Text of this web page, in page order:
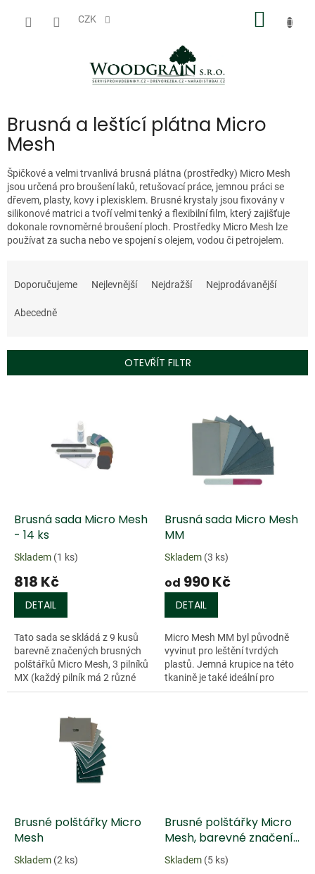
CZK
Brusná a leštící plátna Micro
Mesh
Špičkové a velmi trvanlivá brusná plátna (prostředky) Micro Mesh
jsou určená pro broušení laků, retušovací práce, jemnou práci se
dřevem, plasty, kovy i plexisklem. Brusné krystaly jsou fixovány v
silikonové matrici a tvoří velmi tenký a flexibilní film, který zajišťuje
dokonale rovnoměrné broušení ploch. Prostředky Micro Mesh lze
používat za sucha nebo ve spojení s olejem, vodou či petrojelem.
a
e
í
r
Doporučujeme Nejlevnější Nejdražší Nejprodávanější
Abecedně
OTEVŘÍT FILTR
dBrusná sada Micro Mesh
- 14 ks
Skladem (1 ks)
818 Kč
DETAIL
Tato sada se skládá z 9 kusů
barevně značených brusných
polštářků Micro Mesh, 3 pilníků
MX (každý pilník má 2 různé
zrnitosti), leštící hadřík, leštící
Brusná sada Micro Mesh
MM
Skladem (3 ks)
od 990 Kč
DETAIL
Micro Mesh MM byl původně
vyvinut pro leštění tvrdých
plastů. Jemná krupice na této
tkanině je také ideální pro
opracování dřeva, plexiskla,
Brusné polštářky Micro
Mesh
Skladem (2 ks)
Brusné polštářky Micro
Mesh, barevné značení
zrnitostí - 9 ks
Skladem (5 ks)